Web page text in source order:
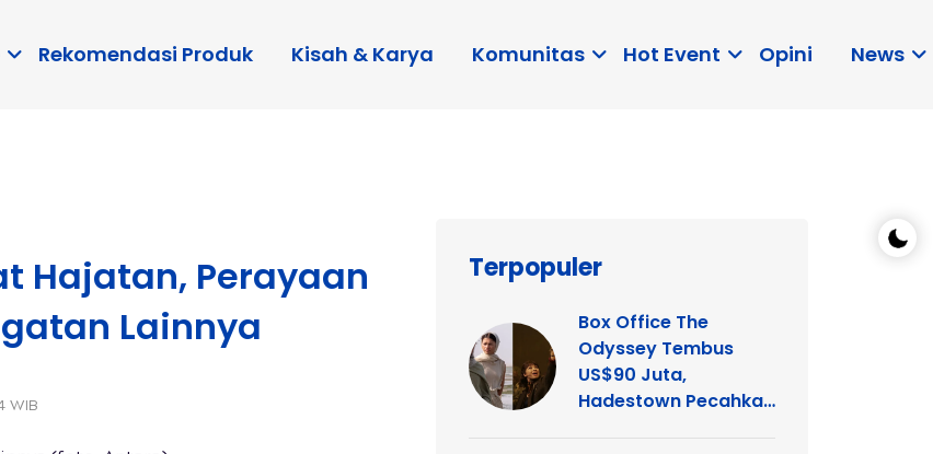
Rekomendasi Produk Kisah & Karya Komunitas Hot Event Opini News
Hajatan, Perayaan
Lainnya
WIB
Terpopuler
Box Office The
Odyssey Tembus
US$90 Juta,
Hadestown Pecahkan